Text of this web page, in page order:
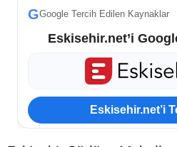
GGoogle Tercih Edilen Kaynaklar
Eskisehir.net’i
Eskisehir.net’i